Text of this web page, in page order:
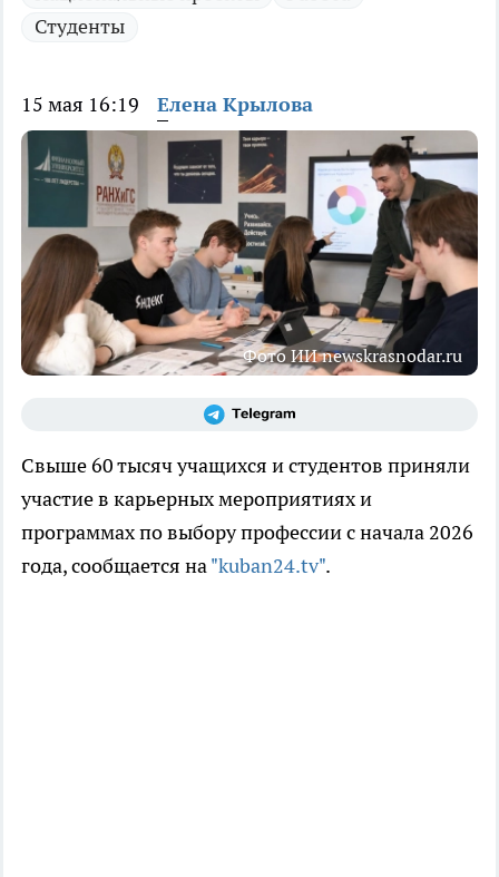
Студенты
15 мая 16:19 Елена Крылова
Фото ИИ newskrasnodar.ru
Свыше 60 тысяч учащихся и студентов приняли
участие в карьерных мероприятиях и
программах по выбору профессии с начала 2026
года, сообщается на"kuban24.tv".